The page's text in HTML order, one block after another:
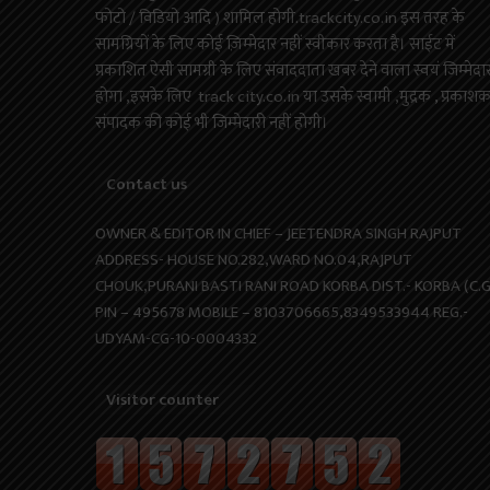
फोटो / विडियो आदि ) शामिल होगी.trackcity.co.in इस तरह के
सामग्रियों के लिए कोई ज़िम्मेदार नहीं स्वीकार करता है। साईट में
प्रकाशित ऐसी सामग्री के लिए संवाददाता खबर देने वाला स्वयं
होगा ,इसके लिए track city.co.in या उसके स्वामी ,मुद्रक , प्रकाशक
संपादक की कोई भी जिम्मेदारी नहीं होगी।
Contact us
OWNER & EDITOR IN CHIEF – JEETENDRA SINGH RAJPUT
ADDRESS- HOUSE NO.282,WARD NO.04,RAJPUT
CHOUK,PURANI BASTI RANI ROAD KORBA DIST.- KORBA
PIN – 495678 MOBILE – 8103706665,8349533944 REG.-
UDYAM-CG-10-0004332
Visitor counter